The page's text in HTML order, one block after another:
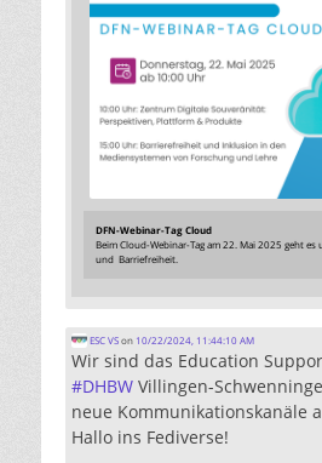
DFN-Webinar-Tag Cloud
Beim Cloud-Webinar-Tag am 22. Mai 2025 geht es
und Barriefreiheit.
ESC VSon 10/22/2024, 11:44:10 AM
Wir sind das Education
#DHBW Villingen-
neue Kommunikationskanäle
Hallo ins Fediverse!